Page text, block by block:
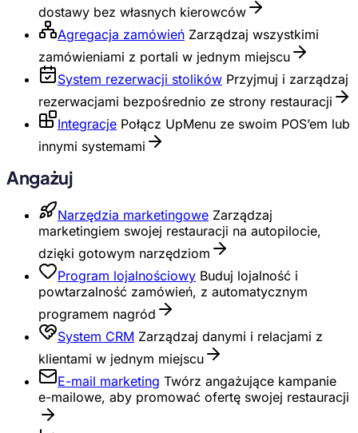
dostawy bez własnych kierowców
Agregacja zamówień Zarządzaj wszystkimi
zamówieniami z portali w jednym miejscu
System rezerwacji stolików Przyjmuj i zarządzaj
rezerwacjami bezpośrednio ze strony restauracji
Integracje Połącz UpMenu ze swoim POS’em lub
innymi systemami
Angażuj
Narzędzia marketingowe Zarządzaj
marketingiem swojej restauracji na autopilocie,
dzięki gotowym narzędziom
Program lojalnościowy Buduj lojalność i
powtarzalność zamówień, z automatycznym
programem nagród
System CRM Zarządzaj danymi i relacjami z
klientami w jednym miejscu
E-mail marketing Twórz angażujące kampanie
e-mailowe, aby promować ofertę swojej restauracji